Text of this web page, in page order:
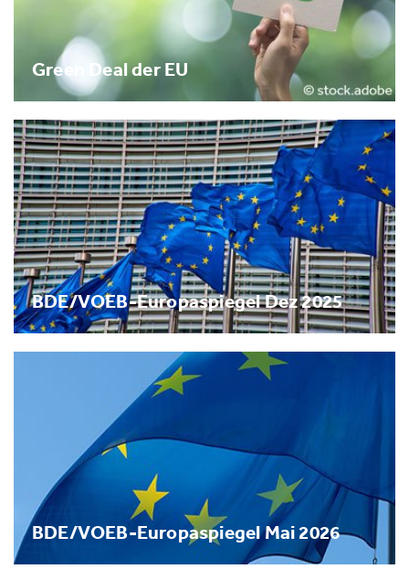
Green Deal der EU
BDE/VOEB-Europaspiegel Dez 2025
BDE/VOEB-Europaspiegel Mai 2026